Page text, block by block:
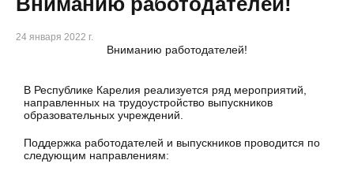
24 января 2022 г.
Вниманию работодателей!
В Республике Карелия реализуется ряд мероприятий,
направленных на трудоустройство выпускников
образовательных учреждений.
Поддержка работодателей и выпускников проводится по
следующим направлениям: